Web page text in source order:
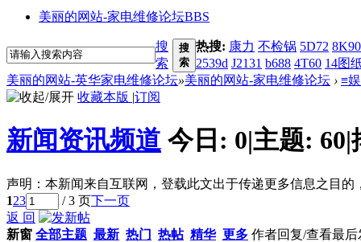
美丽的网站-家电维修论坛BBS
搜
索
搜
索
热搜: 康力 不检锅 5D72 8K90
2539d J2131 b688 4T60 14图
美丽的网站-英华家电维修论坛»美丽的网站-家电维修论坛 › ≡
收藏本版 |订阅
新闻资讯频道 今日: 0|主题: 60|
声明：本新闻来自互联网，登载此文出于传递更多信息之目
123 / 3 页下一页
返 回
新窗 全部主题 最新 热门 热帖 精华 更多 作者回复/查看最后